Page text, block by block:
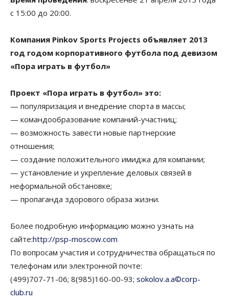
с 15:00 до 20:00.
Компания Pinkov Sports Projects объявляет 2013
год годом корпоративного футбола под девизом
«Пора играть в футбол»
Проект «Пора играть в футбол» это:
— популяризация и внедрение спорта в массы;
— командообразование компаний-участниц;
— возможность завести новые партнерские
отношения;
— создание положительного имиджа для компании;
— установление и укрепление деловых связей в
неформальной обстановке;
— пропаганда здорового образа жизни.
Более подробную информацию можно узнать на
сайте:http://psp-moscow.com
По вопросам участия и сотрудничества обращаться по
телефонам или электронной почте:
(499)707-71-06; 8(985)160-00-93; sokolov.a.a©corp-
club.ru